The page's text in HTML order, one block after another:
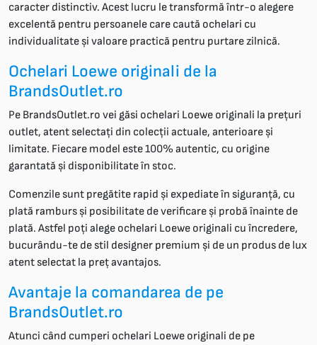
caracter distinctiv. Acest lucru le transformă într-o alegere
excelentă pentru persoanele care caută ochelari cu
individualitate și valoare practică pentru purtare zilnică.
Ochelari Loewe originali de la
BrandsOutlet.ro
Pe BrandsOutlet.ro vei găsi ochelari Loewe originali la prețuri
outlet, atent selectați din colecții actuale, anterioare și
limitate. Fiecare model este 100% autentic, cu origine
garantată și disponibilitate în stoc.
Comenzile sunt pregătite rapid și expediate în siguranță, cu
plată ramburs și posibilitate de verificare și probă înainte de
plată. Astfel poți alege ochelari Loewe originali cu încredere,
bucurându-te de stil designer premium și de un produs de lux
atent selectat la preț avantajos.
Avantaje la comandarea de pe
BrandsOutlet.ro
Atunci când cumperi ochelari Loewe originali de pe